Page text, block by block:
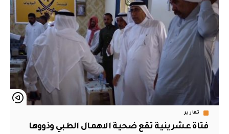
تقارير
فتاة عشرينية تقع ضحية الاهمال الطبي وذووها